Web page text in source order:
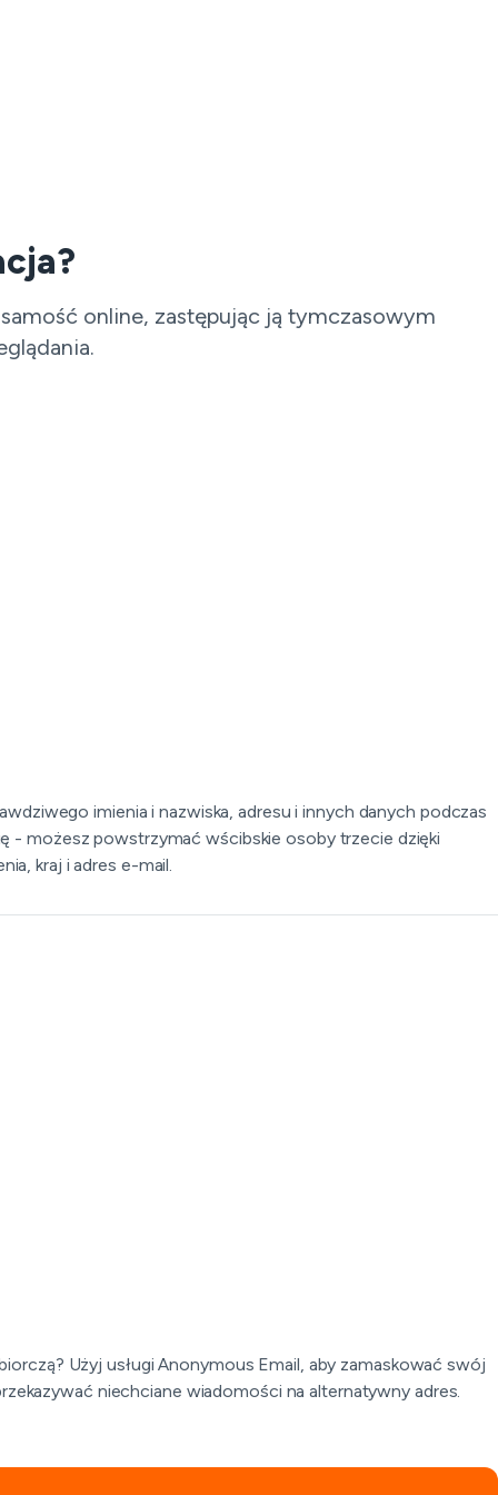
online, zastępując ją tymczasowym
imienia i nazwiska, adresu i innych danych podczas
- możesz powstrzymać wścibskie osoby trzecie dzięki
kraj i adres e-mail.
Użyj usługi Anonymous Email, aby zamaskować swój
niechciane wiadomości na alternatywny adres.